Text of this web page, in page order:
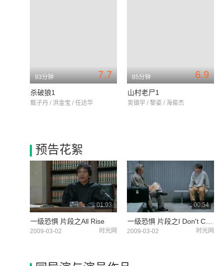
7.7
93分钟
杀破狼1
甄子丹 / 洪金宝 / 任达华
6.9
85分钟
山村老尸1
吴镇宇 / 黎姿 / 海俊杰
预告花絮
01:03
一级恐惧 片段之All Rise
2009-03-02 时光网
00:54
2009-03-02 时光网